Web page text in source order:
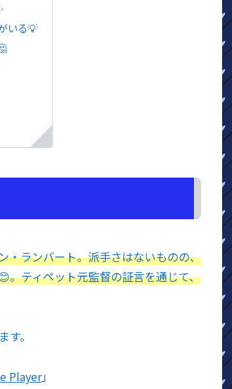
いる💡
・ランバート。派手さはないものの、
。ティペット元監督の証言を通じて、
。
Player」